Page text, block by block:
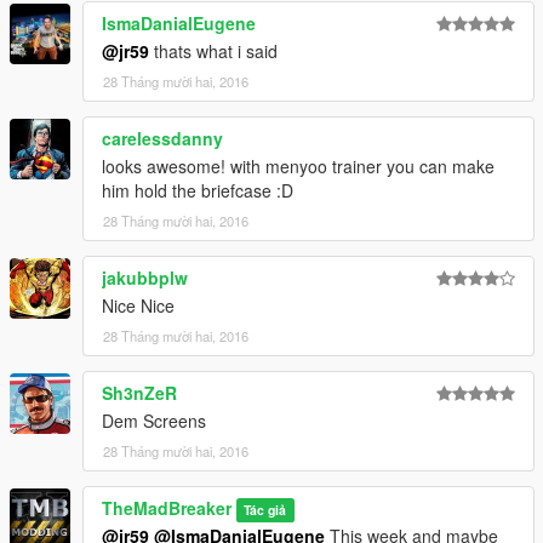
IsmaDanialEugene
@jr59 thats what i said
28 Tháng mười hai, 2016
carelessdanny
looks awesome! with menyoo trainer you can make
him hold the briefcase :D
28 Tháng mười hai, 2016
jakubbplw
Nice Nice
28 Tháng mười hai, 2016
Sh3nZeR
Dem Screens
28 Tháng mười hai, 2016
TheMadBreaker Tác giả
@jr59 @IsmaDanialEugene This week and maybe